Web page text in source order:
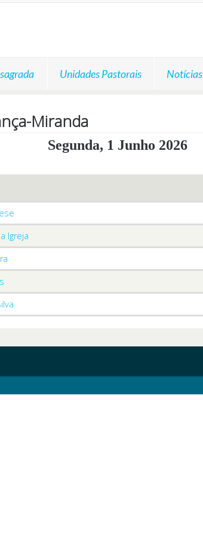
Unidades Pastorais Notícias
Miranda
Segunda, 1 Junho 2026
Igreja